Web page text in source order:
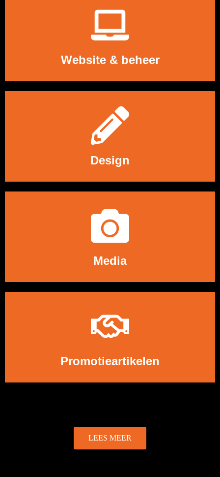
Website & beheer
LEES MEER
Design
LEES MEER
Media
LEES MEER
Promotieartikelen
LEES MEER
LEES MEER